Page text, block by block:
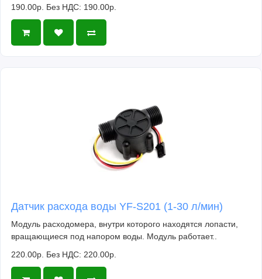
190.00р. Без НДС: 190.00р.
Датчик расхода воды YF-S201 (1-30 л/мин)
Модуль расходомера, внутри которого находятся лопасти,
вращающиеся под напором воды. Модуль работает..
220.00р. Без НДС: 220.00р.